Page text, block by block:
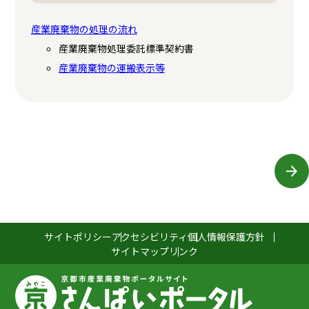
産業廃棄物の処理の流れ
産業廃棄物処理委託標準契約書
産業廃棄物の運搬表示等
サイトポリシーアクセシビリティ個人情報保護方針
サイトマップリンク